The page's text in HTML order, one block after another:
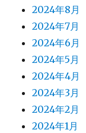
2024年8月
2024年7月
2024年6月
2024年5月
2024年4月
2024年3月
2024年2月
2024年1月